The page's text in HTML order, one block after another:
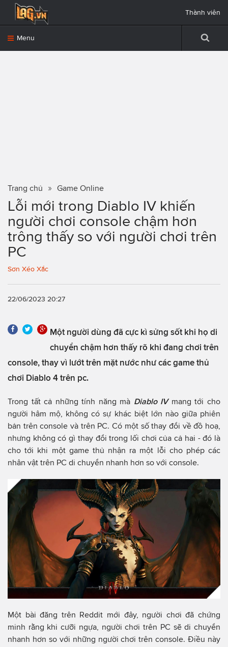
Menu
Thành viên
Trang chủ Game Online
Lỗi mới trong Diablo IV khiến
người chơi console chậm hơn
trông thấy so với người chơi trên
PC
Sơn Xéo Xắc
22/06/2023 20:27
Một người dùng đã cực kì sửng sốt khi họ di
chuyển chậm hơn thấy rõ khi đang chơi trên
console, thay vì lướt trên mặt nước như các game thủ
chơi Diablo 4 trên pc.
Trong tất cả những tính năng mà Diablo IV mang tới cho
người hâm mộ, không có sự khác biệt lớn nào giữa phiên
bản trên console và trên PC. Có một số thay đổi về đồ hoạ,
nhưng không có gì thay đổi trong lối chơi của cả hai - đó là
cho tới khi một game thủ nhận ra một lỗi cho phép các
nhân vật trên PC di chuyển nhanh hơn so với console.
Một bài đăng trên Reddit mới đây, người chơi đã chứng
minh rằng khi cưỡi ngựa, người chơi trên PC sẽ di chuyển
nhanh hơn so với những người chơi trên console. Điều này